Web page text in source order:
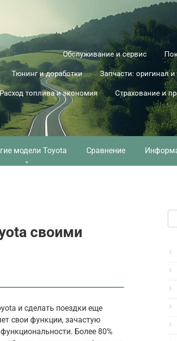
Обслуживание и сервис
Тюнинг и доработки Запчасти: оригинал и
Расход топлива и экономия Страхование и
модели Toyota Сравнение
своими
и сделать поездки еще
свои функции, зачастую
Более 80%